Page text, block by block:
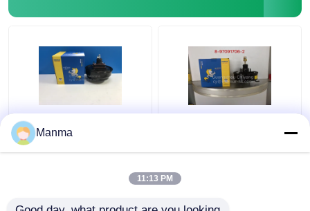
মামুর ব্রেক বুস্টার ISUZU ট্রাক
NKR NPR NQR 8-
Manma
11:13 PM